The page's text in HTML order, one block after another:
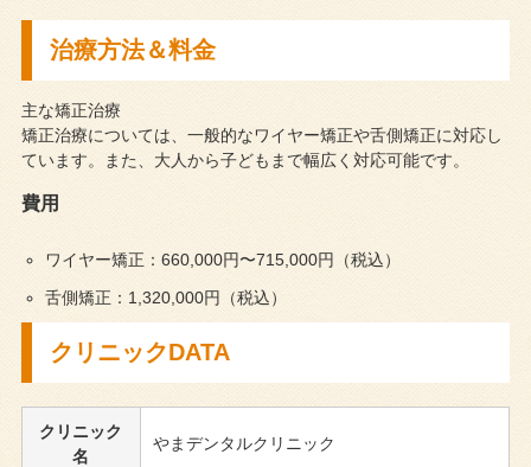
治療方法＆料金
主な矯正治療
矯正治療については、一般的なワイヤー矯正や舌側矯正に対応し
ています。また、大人から子どもまで幅広く対応可能です。
費用
ワイヤー矯正：660,000円〜715,000円（税込）
舌側矯正：1,320,000円（税込）
クリニックDATA
クリニック
名
やまデンタルクリニック